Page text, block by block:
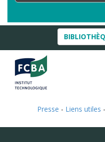
Presse - Liens utiles -